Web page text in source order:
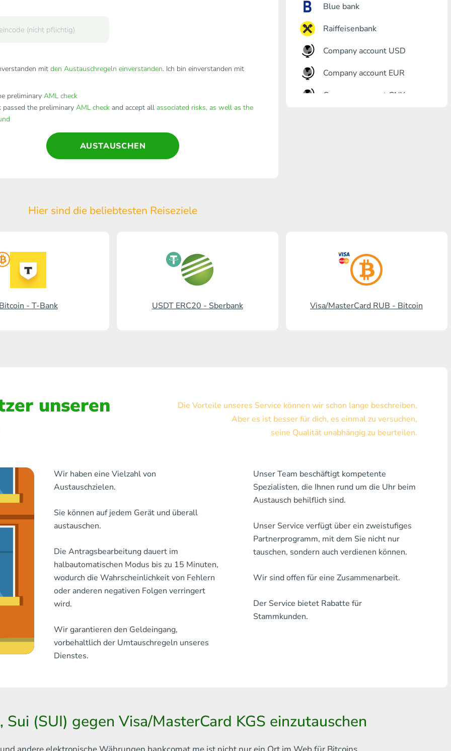
Blue bank
Raiffeisenbank
Company account USD
Company account EUR
Company account CNY
Visa/MasterCard KGS
Kaspi Bank
Jede Bank MDL
Jede Bank AMD
Jede Bank USZ
Jede Bank GEL
Jede Bank THB
Visa/MasterCard AMD
Visa/MasterCard TRY
Ripple
mit den Austauschregeln einverstanden. Ich bin einverstanden mit
preliminary AML check
the preliminary AML checkand accept all associated risks, as well as the
AUSTAUSCHEN
Hier sind die beliebtesten Reiseziele
Bitcoin - T-Bank USDT ERC20 - Sberbank Visa/MasterCard RUB - Bitcoin
unseren
Die Vorteile unseres Service können wir schon lange beschreiben,
Aber es ist besser für dich, es einmal zu versuchen,
seine Qualität unabhängig zu beurteilen.
Wir haben eine Vielzahl von
Austauschzielen.
Sie können auf jedem Gerät und überall
austauschen.
Die Antragsbearbeitung dauert im
halbautomatischen Modus bis zu 15 Minuten,
wodurch die Wahrscheinlichkeit von Fehlern
oder anderen negativen Folgen verringert
wird.
Wir garantieren den Geldeingang,
vorbehaltlich der Umtauschregeln unseres
Dienstes.
Unser Team beschäftigt kompetente
Spezialisten, die Ihnen rund um die Uhr beim
Austausch behilflich sind.
Unser Service verfügt über ein zweistufiges
Partnerprogramm, mit dem Sie nicht nur
tauschen, sondern auch verdienen können.
Wir sind offen für eine Zusammenarbeit.
Der Service bietet Rabatte für
Stammkunden.
(SUI) gegen Visa/MasterCard KGS einzutauschen